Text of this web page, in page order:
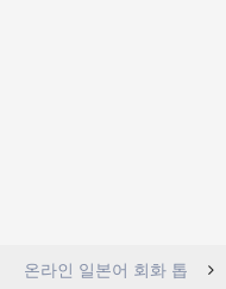
온라인 일본어 회화 톱